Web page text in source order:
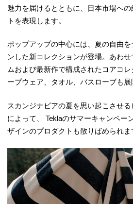
魅力を届けるとともに、日本市場へ
トを表現します。
ポップアップの中心には、夏の自由
ンした新コレクションが登場。あわ
ムおよび最新作で構成されたコアコ
ープウェア、タオル、バスローブも展
スカンジナビアの夏を思い起こさせ
によって、 Teklaのサマーキャンペー
ザインのプロダクトも散りばめられま